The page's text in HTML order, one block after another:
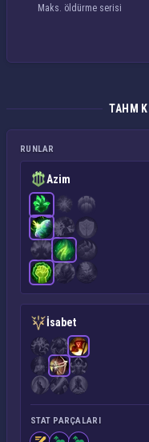
Maks. öldürme serisi
TAHM
RUNLAR
Azim
İsabet
STAT PARÇALARI